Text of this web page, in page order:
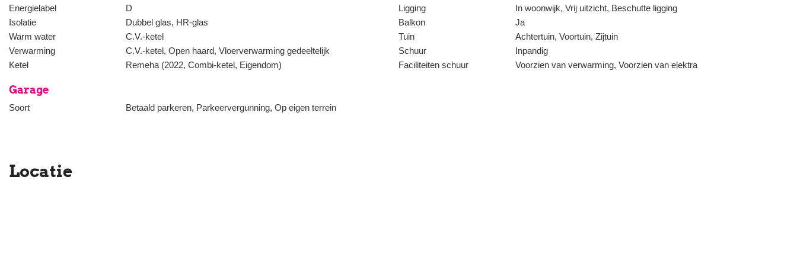
- Op loopafstand van het mooie Westbroekpark
- Woonoppervlakte 220 m2 en ruim 90 m2 inpandige bergruimte
belang zijn. Wij raden u in dat verband aan uw eigen NVM-aankoopmakelaar in te schaken.
Energielabel
D
Isolatie
Dubbel glas, HR-glas
Warm water
C.V.-ketel
Verwarming
C.V.-ketel, Open haard, Vloerverwarming gedeeltelijk
Ketel
Remeha (2022, Combi-ketel, Eigendom)
Ligging
In woonwijk, Vrij uitzicht, Beschutte ligging
Balkon
Ja
Tuin
Achtertuin, Voortuin, Zijtuin
Schuur
Inpandig
Faciliteiten schuur
Voorzien van verwarming, Voorzien van elektra
Garage
Soort Betaald parkeren, Parkeervergunning, Op eigen terrein
Locatie